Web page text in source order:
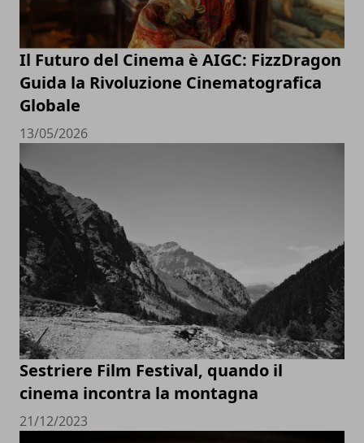
Il Futuro del Cinema è AIGC: FizzDragon
Guida la Rivoluzione Cinematografica
Globale
13/05/2026
Sestriere Film Festival, quando il
cinema incontra la montagna
21/12/2023